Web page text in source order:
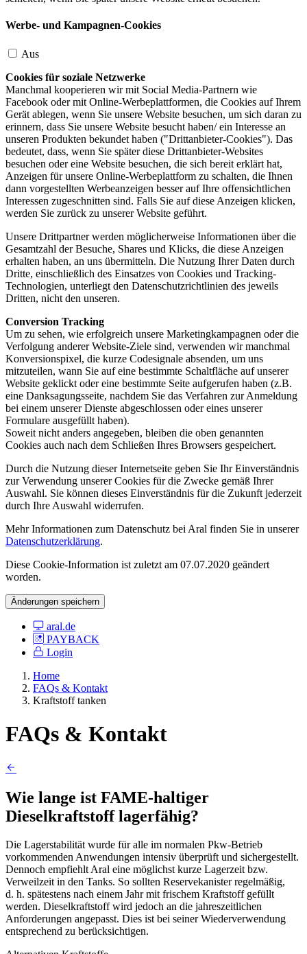
Werbe- und Kampagnen-Cookies
Aus
Cookies für soziale Netzwerke
Manchmal kooperieren wir mit Social Media-Partnern wie
Facebook oder mit Online-Werbeplattformen, die Cookies auf Ihrem
Gerät ablegen, wenn Sie unsere Website besuchen, um sich daran zu
erinnern, dass Sie unsere Website besucht haben/ ein Interesse an
unseren Produkten bekundet haben ("Drittanbieter-Cookies"). Das
bedeutet, dass, wenn Sie später diese Drittanbieter-Websites
besuchen oder eine Website besuchen, die sich bereit erklärt hat,
Anzeigen für unsere Online-Werbeplattform zu schalten, die Ihnen
dann vorgestellten Werbeanzeigen besser auf Ihre offensichtlichen
Interessen zugeschnitten sind. Falls Sie auf diese Anzeigen klicken,
werden Sie zurück zu unserer Website geführt.
Unsere Drittpartner werden möglicherweise Informationen über die
Gesamtzahl der Besuche, Shares und Klicks, die diese Anzeigen
erhalten haben, an uns übermitteln. Die Nutzung Ihrer Daten durch
Dritte, einschließlich des Einsatzes von Cookies und Tracking-
Technologien, unterliegt den Datenschutzrichtlinien des jeweils
Dritten, nicht den unseren.
Conversion Tracking
Um zu sehen, wie erfolgreich unsere Marketingkampagnen oder die
Verfolgung anderer Website-Ziele sind, verwenden wir manchmal
Konversionspixel, die kurze Codesignale absenden, um uns
mitzuteilen, wann Sie auf eine bestimmte Schaltfläche auf unserer
Website geklickt oder eine bestimmte Seite aufgerufen haben (z.B.
eine Danksagungsseite, nachdem Sie das Verfahren zur Anmeldung
bei einem unserer Dienste abgeschlossen oder eines unserer
Formulare ausgefüllt haben).
Soweit nicht anders angegeben, bleiben die oben genannten
Cookies auch nach dem Schließen Ihres Browsers gespeichert.
Durch die Nutzung dieser Internetseite geben Sie Ihr Einverständnis
zur Verwendung unserer Cookies für die Zwecke gemäß Ihrer
Auswahl. Sie können dieses Einverständnis für die Zukunft jederzeit
durch Ihre Auswahl widerrufen.
Mehr Informationen zum Datenschutz bei Aral finden Sie in unserer
Datenschutzerklärung.
Diese Cookie-Information ist zuletzt am 07.07.2020 geändert
worden.
Änderungen speichern
aral.de
PAYBACK
Login
Home
FAQs & Kontakt
Kraftstoff tanken
FAQs & Kontakt
Wie lange ist FAME-haltiger
Dieselkraftstoff lagerfähig?
Die Lagerstabilität wurde für alle im normalen Pkw-Betrieb
vorkommenden Anwendungen intensiv überprüft und sichergestellt.
Dennoch empfiehlt Aral eine möglichst kurze Lagerzeit bzw.
Verweilzeit in den Tanks. So sollten Reservekanister regelmäßig,
d. h. spätestens nach einem Jahr mit frischem Kraftstoff gefüllt
werden. Dieselkraftstoff wird jedoch an die jahreszeitlichen
Anforderungen angepasst. Dies ist bei seiner Wiederverwendung
entsprechend zu berücksichtigen.